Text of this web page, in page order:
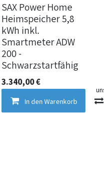
Vergleichen Auf die
SAX Power Home
Heimspeicher 5,8
kWh inkl.
Smartmeter ADW
200 -
Schwarzstartfähig
3.340,00€
In den Warenkorb